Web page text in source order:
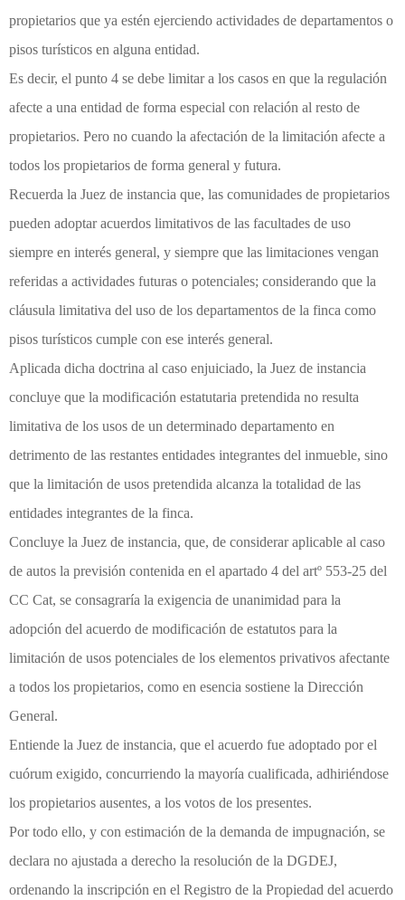
propietarios que ya estén ejerciendo actividades de departamentos o
pisos turísticos en alguna entidad.
Es decir, el punto 4 se debe limitar a los casos en que la regulación
afecte a una entidad de forma especial con relación al resto de
propietarios. Pero no cuando la afectación de la limitación afecte a
todos los propietarios de forma general y futura.
Recuerda la Juez de instancia que, las comunidades de propietarios
pueden adoptar acuerdos limitativos de las facultades de uso
siempre en interés general, y siempre que las limitaciones vengan
referidas a actividades futuras o potenciales; considerando que la
cláusula limitativa del uso de los departamentos de la finca como
pisos turísticos cumple con ese interés general.
Aplicada dicha doctrina al caso enjuiciado, la Juez de instancia
concluye que la modificación estatutaria pretendida no resulta
limitativa de los usos de un determinado departamento en
detrimento de las restantes entidades integrantes del inmueble, sino
que la limitación de usos pretendida alcanza la totalidad de las
entidades integrantes de la finca.
Concluye la Juez de instancia, que, de considerar aplicable al caso
de autos la previsión contenida en el apartado 4 del artº 553-25 del
CC Cat, se consagraría la exigencia de unanimidad para la
adopción del acuerdo de modificación de estatutos para la
limitación de usos potenciales de los elementos privativos afectante
a todos los propietarios, como en esencia sostiene la Dirección
General.
Entiende la Juez de instancia, que el acuerdo fue adoptado por el
cuórum exigido, concurriendo la mayoría cualificada, adhiriéndose
los propietarios ausentes, a los votos de los presentes.
Por todo ello, y con estimación de la demanda de impugnación, se
declara no ajustada a derecho la resolución de la DGDEJ,
ordenando la inscripción en el Registro de la Propiedad del acuerdo